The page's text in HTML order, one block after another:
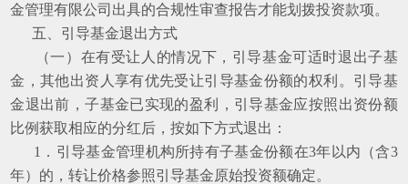
金管理有限公司出具的合规性审查报告才能划拨投资款项。
五、引导基金退出方式
（一）在有受让人的情况下，引导基金可适时退出子基
金，其他出资人享有优先受让引导基金份额的权利。引导基
金退出前，子基金已实现的盈利，引导基金应按照出资份额
比例获取相应的分红后，按如下方式退出：
1．引导基金管理机构所持有子基金份额在3年以内（含3
年）的，转让价格参照引导基金原始投资额确定。